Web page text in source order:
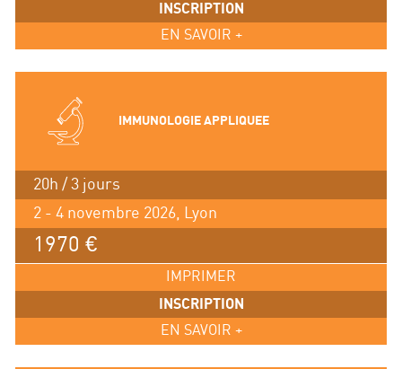
INSCRIPTION
EN SAVOIR +
IMMUNOLOGIE APPLIQUEE
20h / 3 jours
2 - 4 novembre 2026, Lyon
1970 €
IMPRIMER
INSCRIPTION
EN SAVOIR +